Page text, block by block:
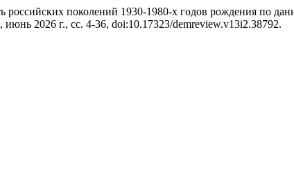
поколений 1930-1980-х годов рождения по
июнь 2026 г., сс. 4-36, doi:10.17323/demreview.v13i2.38792.